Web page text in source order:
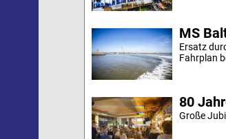
MS
Ersatz
Fahrplan
80
Große